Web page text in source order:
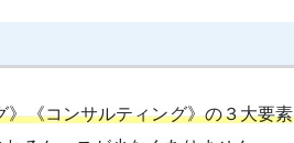
》《コンサルティング》の３大要素